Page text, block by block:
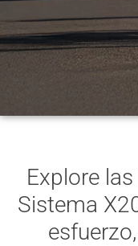
Explore
Sistema